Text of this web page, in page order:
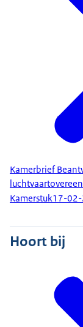
Kamerbrief
Kamerstuk17-
Hoort bij